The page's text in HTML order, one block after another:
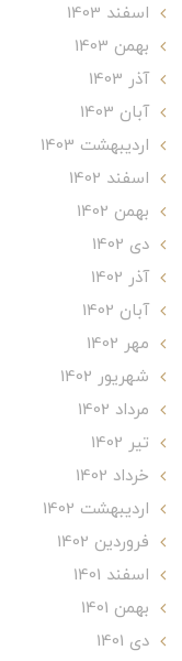
اسفند 1403
بهمن 1403
آذر 1403
آبان 1403
ارديبهشت 1403
اسفند 1402
بهمن 1402
دی 1402
آذر 1402
آبان 1402
مهر 1402
شهریور 1402
مرداد 1402
تير 1402
خرداد 1402
ارديبهشت 1402
فروردین 1402
اسفند 1401
بهمن 1401
دی 1401